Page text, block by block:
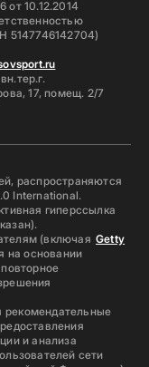
10.12.2014
5147746142704)
17, помещ. 2/7
распространяются
International.
гиперссылка
(включая Getty
на основании
и анализа
сети